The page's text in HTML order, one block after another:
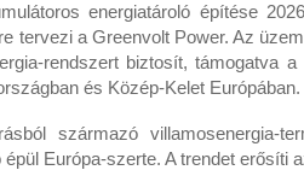
energiatároló építése
tervezi a Greenvolt Power. Az
rendszert biztosít, támogatva
és Közép-Kelet Európában.
származó villamosenergia-
Európa-szerte. A trendet erősíti